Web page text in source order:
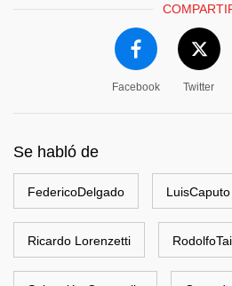
Facebook Twitter
Se habló de
FedericoDelgado LuisCaputo
Ricardo Lorenzetti